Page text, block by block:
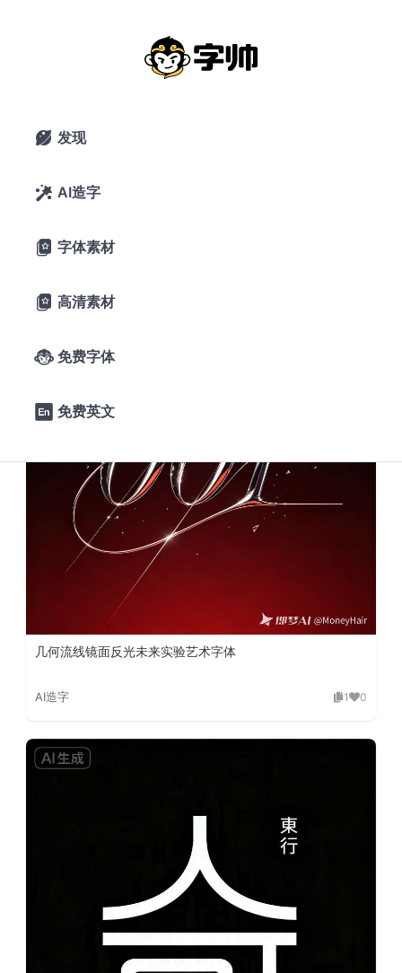
 发现
 AI造字
 字体素材
 高清素材
 免费字体
 免费英文
几何流线镜面反光未来实验艺术字体
AI造字 1 0